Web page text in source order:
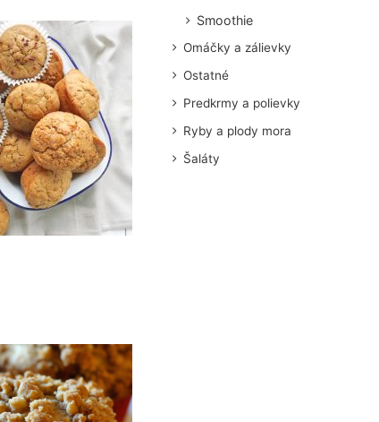
Smoothie
Omáčky a zálievky
Ostatné
Predkrmy a polievky
Ryby a plody mora
Šaláty